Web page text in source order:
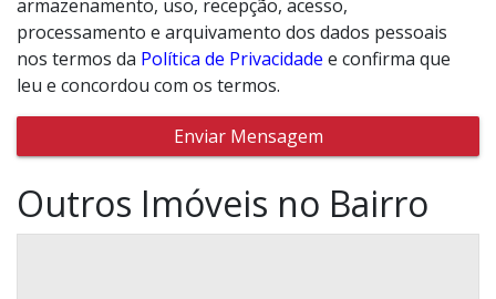
armazenamento, uso, recepção, acesso,
processamento e arquivamento dos dados pessoais
nos termos da Política de Privacidade e confirma que
leu e concordou com os termos.
Enviar Mensagem
Outros Imóveis no Bairro